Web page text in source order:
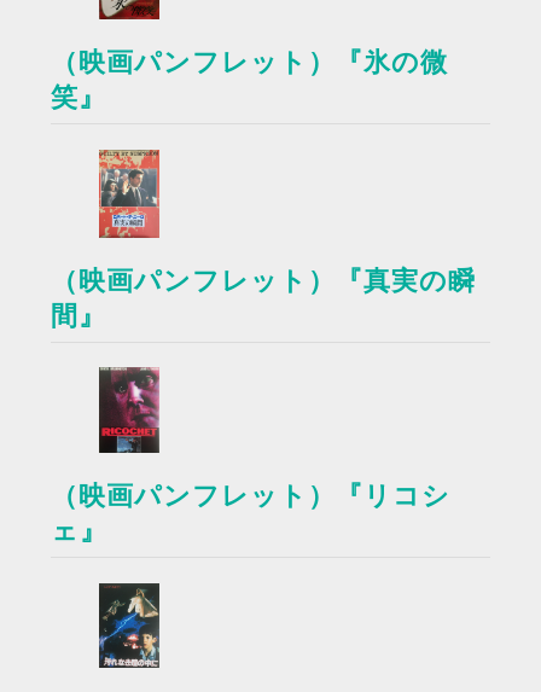
（映画パンフレット）『氷の微
笑』
（映画パンフレット）『真実の瞬
間』
（映画パンフレット）『リコシ
ェ』